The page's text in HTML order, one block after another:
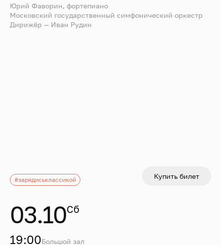
Юрий Фаворин, фортепиано
Московский государственный симфонический оркестр
Дирижёр — Иван Рудин
Купить билет
#зарядиськлассикой
03.10Сб
19:00Большой зал